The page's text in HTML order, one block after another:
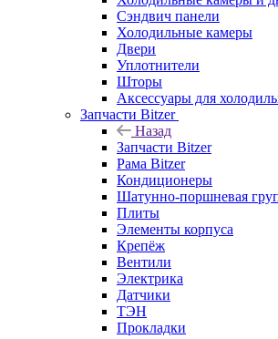
Сэндвич панели
Холодильные камеры
Двери
Уплотнители
Шторы
Аксессуары для
Запчасти Bitzer
Назад
Запчасти Bitzer
Рама Bitzer
Кондиционеры
Шатунно-поршневая
Плиты
Элементы корпуса
Крепёж
Вентили
Электрика
Датчики
ТЭН
Прокладки